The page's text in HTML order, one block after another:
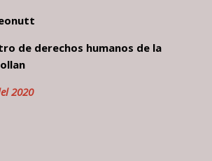
de derechos humanos de la
2020